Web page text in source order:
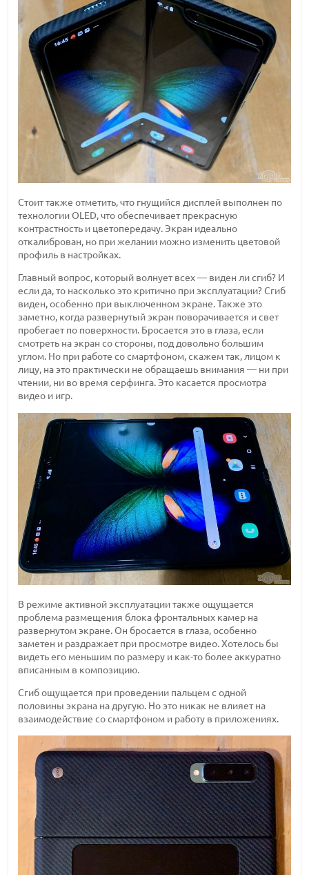
Стоит также отметить, что гнущийся дисплей выполнен по
технологии OLED, что обеспечивает прекрасную
контрастность и цветопередачу. Экран идеально
откалиброван, но при желании можно изменить цветовой
профиль в настройках.
Главный вопрос, который волнует всех — виден ли сгиб? И
если да, то насколько это критично при эксплуатации? Сгиб
виден, особенно при выключенном экране. Также это
заметно, когда развернутый экран поворачивается и свет
пробегает по поверхности. Бросается это в глаза, если
смотреть на экран со стороны, под довольно большим
углом. Но при работе со смартфоном, скажем так, лицом к
лицу, на это практически не обращаешь внимания — ни при
чтении, ни во время серфинга. Это касается просмотра
видео и игр.
В режиме активной эксплуатации также ощущается
проблема размещения блока фронтальных камер на
развернутом экране. Он бросается в глаза, особенно
заметен и раздражает при просмотре видео. Хотелось бы
видеть его меньшим по размеру и как-то более аккуратно
вписанным в композицию.
Сгиб ощущается при проведении пальцем с одной
половины экрана на другую. Но это никак не влияет на
взаимодействие со смартфоном и работу в приложениях.